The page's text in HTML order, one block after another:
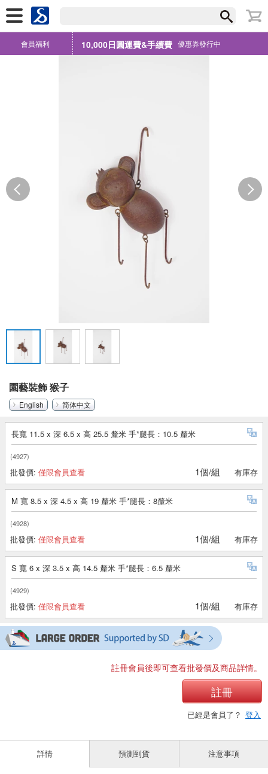
會員福利 10,000日圓運費&手續費 優惠券發行中
園藝裝飾 猴子
English 简体中文
長寬 11.5 x 深 6.5 x 高 25.5 釐米 手*腿長：10.5 釐米
(4927)
批發價: 僅限會員查看 1個/組 有庫存
M 寬 8.5 x 深 4.5 x 高 19 釐米 手*腿長：8釐米
(4928)
批發價: 僅限會員查看 1個/組 有庫存
S 寬 6 x 深 3.5 x 高 14.5 釐米 手*腿長：6.5 釐米
(4929)
批發價: 僅限會員查看 1個/組 有庫存
註冊會員後即可查看批發價及商品詳情。
註冊
已經是會員了？ 登入
詳情 預測到貨 注意事項